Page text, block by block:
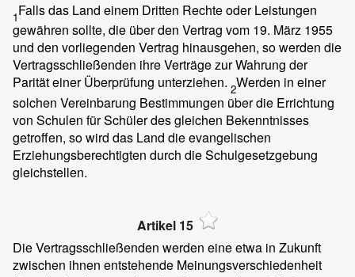
1Falls das Land einem Dritten Rechte oder Leistungen
gewähren sollte, die über den Vertrag vom 19. März 1955
und den vorliegenden Vertrag hinausgehen, so werden die
Vertragsschließenden ihre Verträge zur Wahrung der
Parität einer Überprüfung unterziehen. 2Werden in einer
solchen Vereinbarung Bestimmungen über die Errichtung
von Schulen für Schüler des gleichen Bekenntnisses
getroffen, so wird das Land die evangelischen
Erziehungsberechtigten durch die Schulgesetzgebung
gleichstellen.
Artikel 15
Die Vertragsschließenden werden eine etwa in Zukunft
zwischen ihnen entstehende Meinungsverschiedenheit